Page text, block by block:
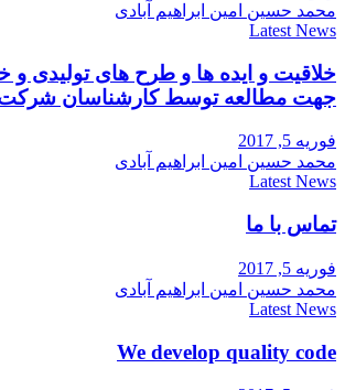
محمد حسین امین ابراهیم آبادی
Latest News
خلاقیت و ایده ها و طرح های تولیدی و
جهت مطالعه توسط کارشناسان
فوریه 5, 2017
محمد حسین امین ابراهیم آبادی
Latest News
تماس با ما
فوریه 5, 2017
محمد حسین امین ابراهیم آبادی
Latest News
We develop quality code